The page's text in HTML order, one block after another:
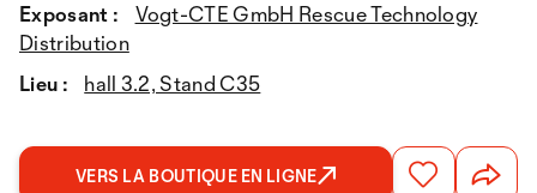
Exposant :
Vogt-CTE GmbH Rescue Technology
Distribution
Lieu :
hall 3.2, Stand C35
VERS LA BOUTIQUE EN LIGNE